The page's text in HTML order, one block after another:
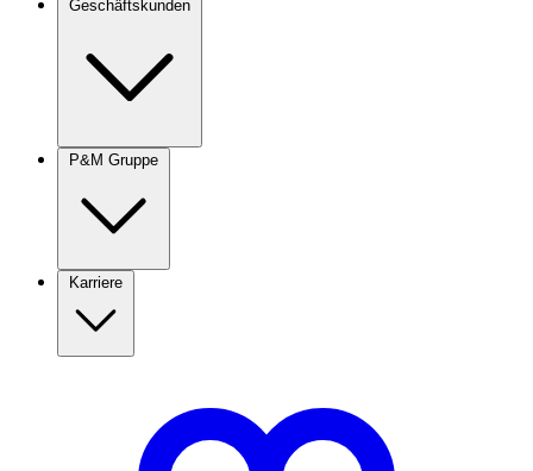
Geschäftskunden
P&M Gruppe
Karriere